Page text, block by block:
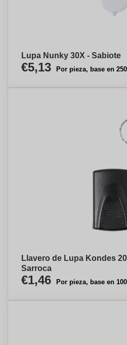
Lupa Nunky 30X - Sabiote
€5,13 Por pieza, base en
Llavero de Lupa Kondes
Sarroca
€1,46 Por pieza, base en